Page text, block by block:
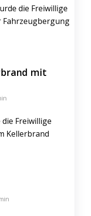
die Freiwillige
Fahrzeugbergung
mit
die Freiwillige
Kellerbrand